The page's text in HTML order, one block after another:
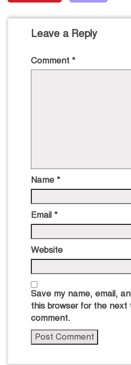
Leave a Reply
Comment *
Name *
Email *
Website
Save my name, email,
this browser for the next
comment.